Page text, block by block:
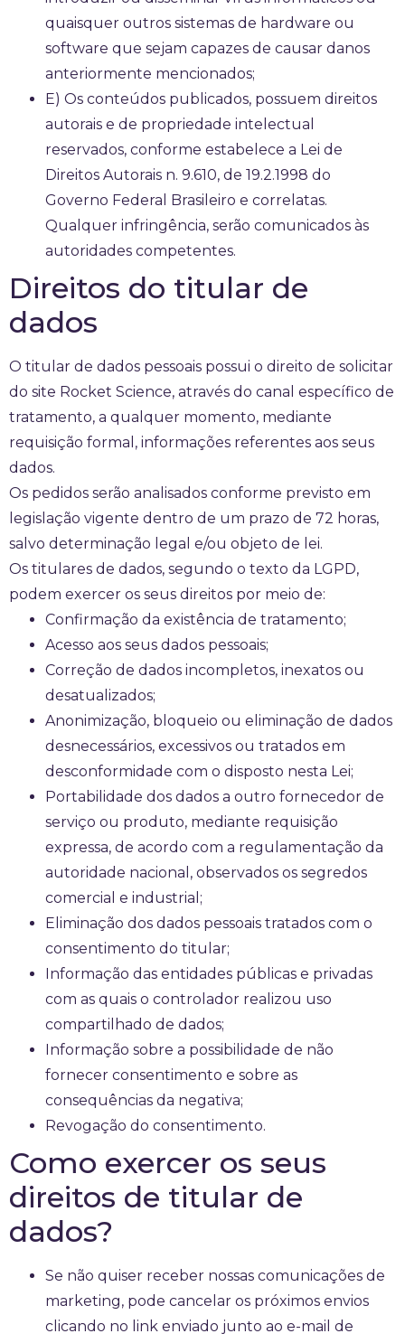
quaisquer outros sistemas de hardware ou
software que sejam capazes de causar danos
anteriormente mencionados;
E) Os conteúdos publicados, possuem direitos
autorais e de propriedade intelectual
reservados, conforme estabelece a Lei de
Direitos Autorais n. 9.610, de 19.2.1998 do
Governo Federal Brasileiro e correlatas.
Qualquer infringência, serão comunicados às
autoridades competentes.
Direitos do titular de
dados
O titular de dados pessoais possui o direito de solicitar
do site Rocket Science, através do canal específico de
tratamento, a qualquer momento, mediante
requisição formal, informações referentes aos seus
dados.
Os pedidos serão analisados conforme previsto em
legislação vigente dentro de um prazo de 72 horas,
salvo determinação legal e/ou objeto de lei.
Os titulares de dados, segundo o texto da LGPD,
podem exercer os seus direitos por meio de:
Confirmação da existência de tratamento;
Acesso aos seus dados pessoais;
Correção de dados incompletos, inexatos ou
desatualizados;
Anonimização, bloqueio ou eliminação de dados
desnecessários, excessivos ou tratados em
desconformidade com o disposto nesta Lei;
Portabilidade dos dados a outro fornecedor de
serviço ou produto, mediante requisição
expressa, de acordo com a regulamentação da
autoridade nacional, observados os segredos
comercial e industrial;
Eliminação dos dados pessoais tratados com o
consentimento do titular;
Informação das entidades públicas e privadas
com as quais o controlador realizou uso
compartilhado de dados;
Informação sobre a possibilidade de não
fornecer consentimento e sobre as
consequências da negativa;
Revogação do consentimento.
Como exercer os seus
direitos de titular de
dados?
Se não quiser receber nossas comunicações de
marketing, pode cancelar os próximos envios
clicando no link enviado junto ao e-mail de